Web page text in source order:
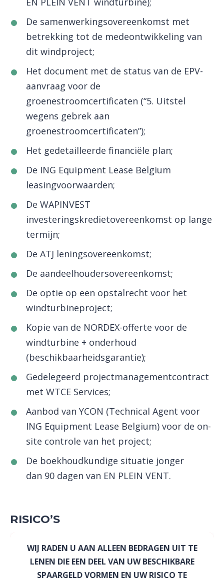
De samenwerkingsovereenkomst met
betrekking tot de medeontwikkeling van
dit windproject;
Het document met de status van de EPV-
aanvraag voor de
groenestroomcertificaten (“5. Uitstel
wegens gebrek aan
groenestroomcertificaten”);
Het gedetailleerde financiële plan;
De ING Equipment Lease Belgium
leasingvoorwaarden;
De WAPINVEST
investeringskredietovereenkomst op lange
termijn;
De ATJ leningsovereenkomst;
De aandeelhoudersovereenkomst;
De optie op een opstalrecht voor het
windturbineproject;
Kopie van de NORDEX-offerte voor de
windturbine + onderhoud
(beschikbaarheidsgarantie);
Gedelegeerd projectmanagementcontract
met WTCE Services;
Aanbod van YCON (Technical Agent voor
ING Equipment Lease Belgium) voor de on-
site controle van het project;
De boekhoudkundige situatie jonger
dan 90 dagen van EN PLEIN VENT.
RISICO’S
WIJ RADEN U AAN ALLEEN BEDRAGEN UIT TE
LENEN DIE EEN DEEL VAN UW BESCHIKBARE
SPAARGELD VORMEN EN UW RISICO TE